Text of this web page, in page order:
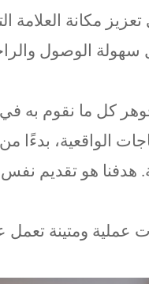
مكانة العلامة
الوصول
الواقعية، بدءًا
هدفنا هو تقديم